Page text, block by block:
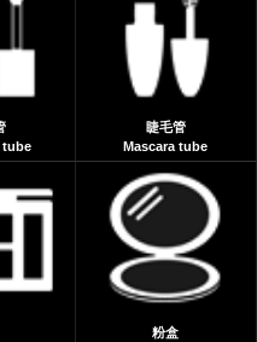
tube
睫毛管
Mascara tube
粉盒